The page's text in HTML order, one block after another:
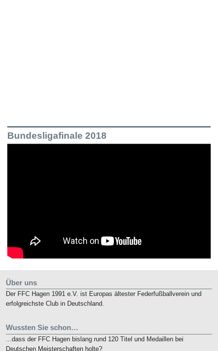
Bundesligafinale 2018
Über uns
Der FFC Hagen 1991 e.V. ist Europas ältester Federfußballverein und
erfolgreichste Club in Deutschland.
Wussten Sie schon…
...dass der FFC Hagen bislang rund 120 Titel und Medaillen bei
Deutschen Meisterschaften holte?